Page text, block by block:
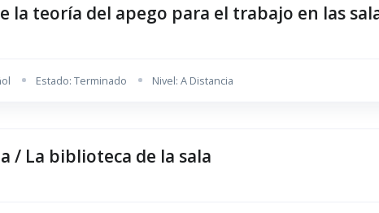
la teoría del apego para el trabajo en las
Estado: Terminado Nivel: A Distancia
/ La biblioteca de la sala